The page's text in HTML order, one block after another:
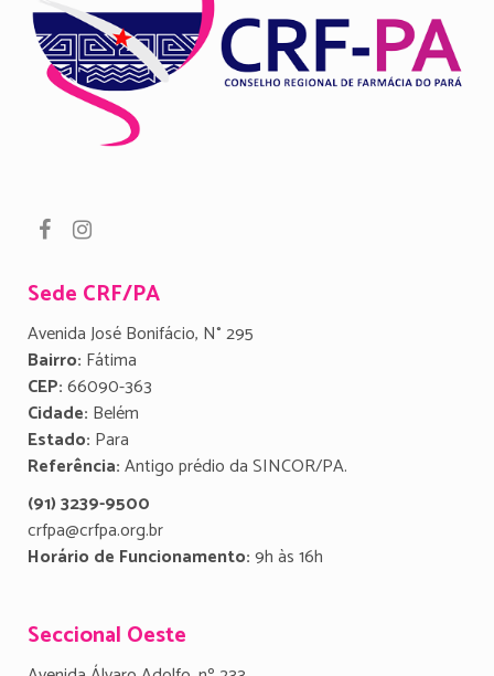
Sede CRF/PA
Avenida José Bonifácio, N° 295
Bairro: Fátima
CEP:66090-363
Cidade: Belém
Estado: Para
Referência:Antigo prédio da SINCOR/PA.
(91) 3239-9500
crfpa@crfpa.org.br
Horário de Funcionamento:9h às 16h
Seccional Oeste